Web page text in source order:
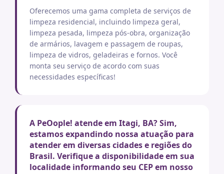
Oferecemos uma gama completa de serviços de
limpeza residencial, incluindo limpeza geral,
limpeza pesada, limpeza pós-obra, organização
de armários, lavagem e passagem de roupas,
limpeza de vidros, geladeiras e fornos. Você
monta seu serviço de acordo com suas
necessidades específicas!
A PeOople! atende em Itagi, BA? Sim,
estamos expandindo nossa atuação para
atender em diversas cidades e regiões do
Brasil. Verifique a disponibilidade em sua
localidade informando seu CEP em nosso